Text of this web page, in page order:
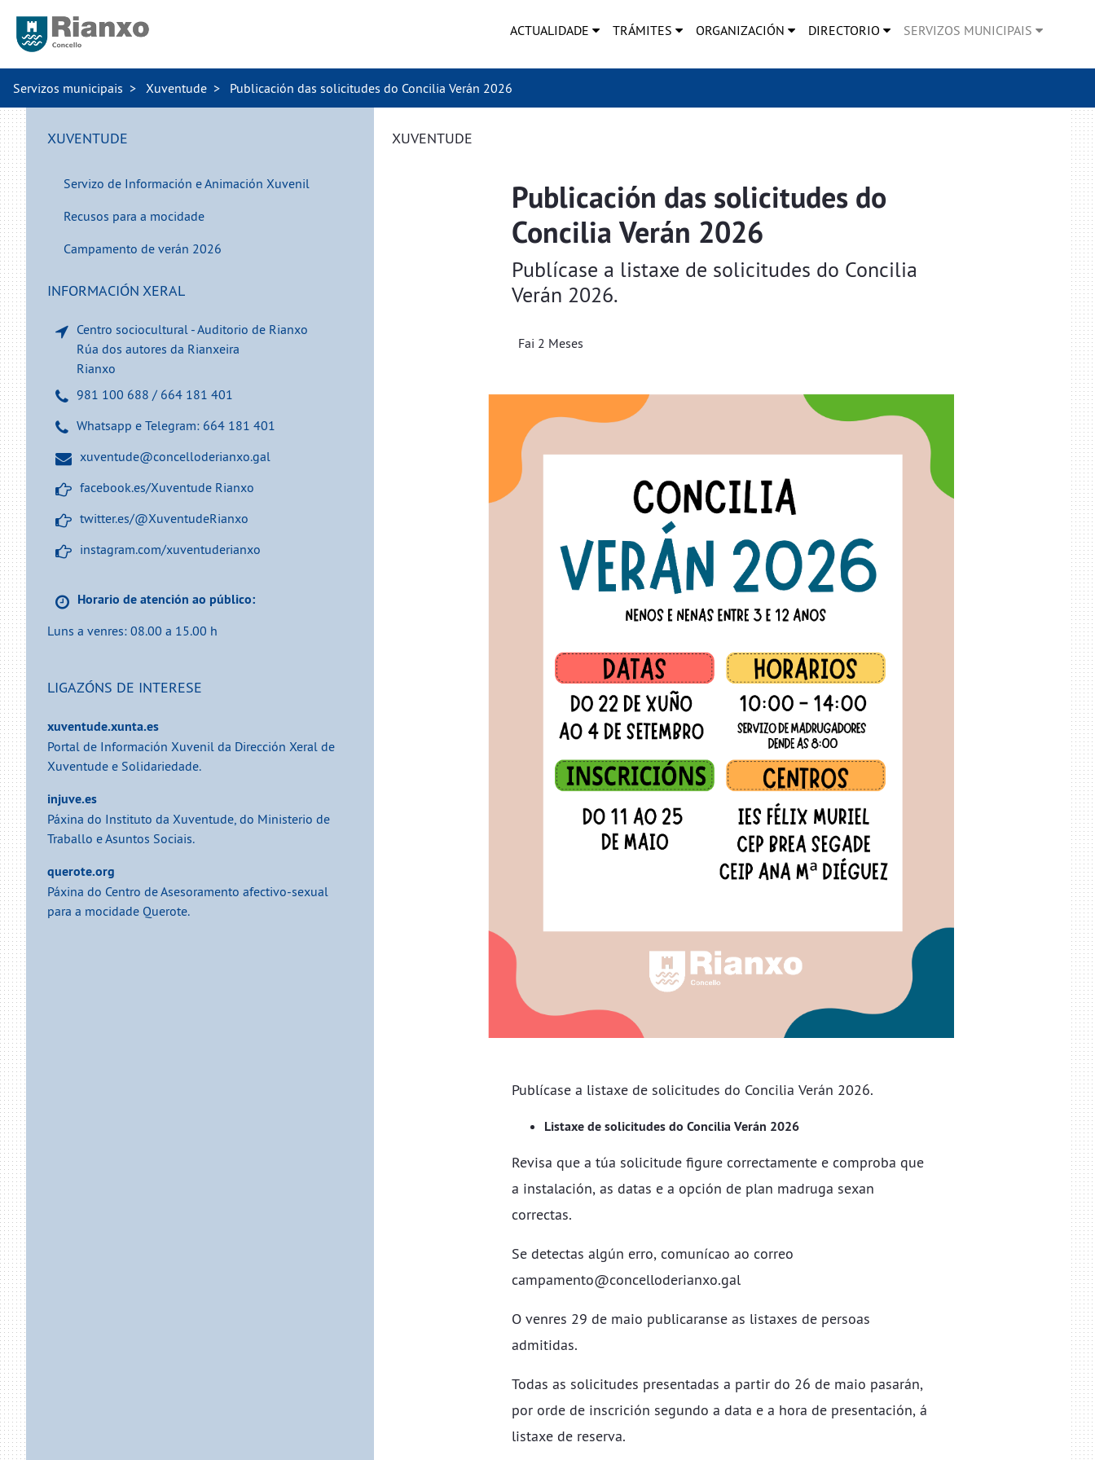
ACTUALIDADE TRÁMITES ORGANIZACIÓN DIRECTORIO SERVIZOS MUNICIPAIS
Servizos municipais Xuventude Publicación das solicitudes do Concilia Verán 2026
XUVENTUDE
Servizo de Información e Animación Xuvenil
Recusos para a mocidade
Campamento de verán 2026
INFORMACIÓN XERAL
Centro sociocultural - Auditorio de Rianxo
Rúa dos autores da Rianxeira
Rianxo
981 100 688 / 664 181 401
Whatsapp e Telegram: 664 181 401
xuventude@concelloderianxo.gal
facebook.es/Xuventude Rianxo
twitter.es/@XuventudeRianxo
instagram.com/xuventuderianxo
Horario de atención ao público:
Luns a venres: 08.00 a 15.00​​​​​​​ h
LIGAZÓNS DE INTERESE
xuventude.xunta.es
Portal de Información Xuvenil da Dirección Xeral de
Xuventude e Solidariedade.
injuve.es
Páxina do Instituto da Xuventude, do Ministerio de
Traballo e Asuntos Sociais.
querote.org
Páxina do Centro de Asesoramento afectivo-sexual
para a mocidade Querote.
XUVENTUDE
Publicación das solicitudes do
Concilia Verán 2026
Publícase a listaxe de solicitudes do Concilia
Verán 2026.
Fai 2 Meses
Publícase a listaxe de solicitudes do Concilia Verán 2026.
Listaxe de solicitudes do Concilia Verán 2026
Revisa que a túa solicitude figure correctamente e comproba que
a instalación, as datas e a opción de plan madruga sexan
correctas.
Se detectas algún erro, comunícao ao correo
campamento@concelloderianxo.gal
O venres 29 de maio publicaranse as listaxes de persoas
admitidas.
Todas as solicitudes presentadas a partir do 26 de maio pasarán,
por orde de inscrición segundo a data e a hora de presentación, á
listaxe de reserva.